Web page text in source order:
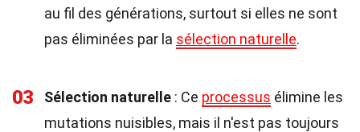
au fil des générations, surtout si elles ne sont
pas éliminées par la sélection naturelle.
03 Sélection naturelle : Ce processus élimine les
mutations nuisibles, mais il n'est pas toujours